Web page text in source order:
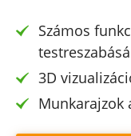
Számos
3D
Munkarajzok